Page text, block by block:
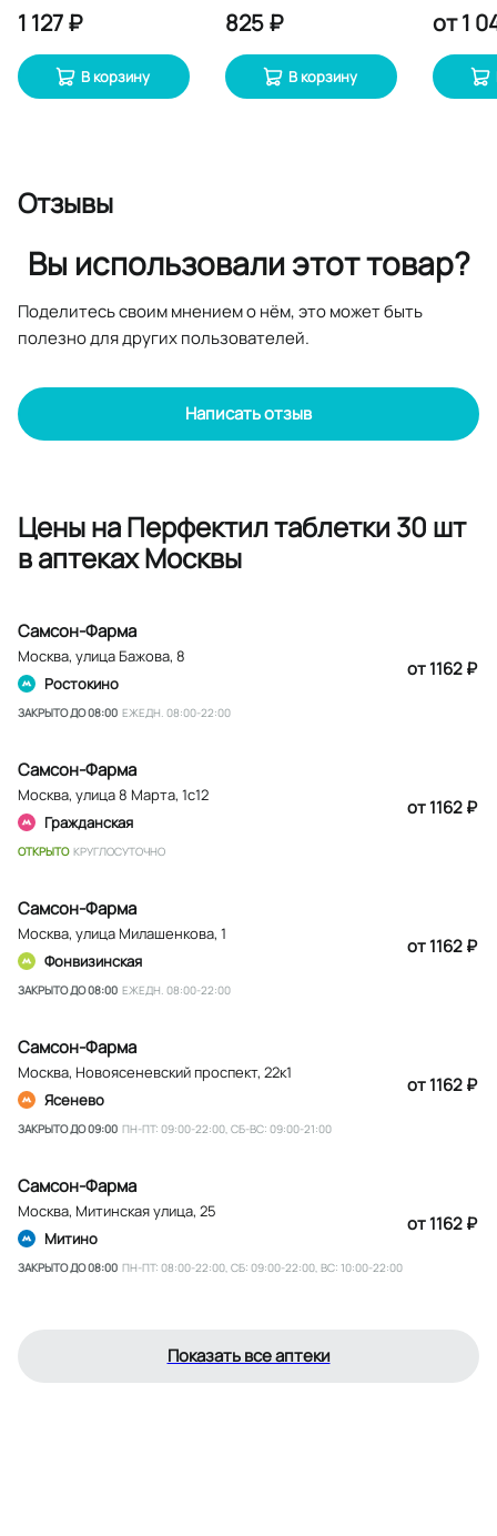
1 127 ₽
В корзину
825 ₽
В корзину
от1
Отзывы
Вы использовали этот товар?
Поделитесь своим мнением о нём, это может быть
полезно для других пользователей.
Написать отзыв
Цены на Перфектил таблетки 30 шт
в аптеках Москвы
Самсон-Фарма
Москва, улица Бажова, 8
Ростокино
ЗАКРЫТО ДО 08:00 ЕЖЕДН. 08:00-22:00
от 1162 ₽
Самсон-Фарма
Москва, улица 8 Марта, 1с12
Гражданская
ОТКРЫТО КРУГЛОСУТОЧНО
от 1162 ₽
Самсон-Фарма
Москва, улица Милашенкова, 1
Фонвизинская
ЗАКРЫТО ДО 08:00 ЕЖЕДН. 08:00-22:00
от 1162 ₽
Самсон-Фарма
Москва, Новоясеневский проспект, 22к1
Ясенево
ЗАКРЫТО ДО 09:00 ПН-ПТ: 09:00-22:00, СБ-ВС: 09:00-21:00
от 1162 ₽
Самсон-Фарма
Москва, Митинская улица, 25
Митино
ЗАКРЫТО ДО 08:00 ПН-ПТ: 08:00-22:00, СБ: 09:00-22:00, ВС: 10:00-22:00
от 1162 ₽
Показать все аптеки